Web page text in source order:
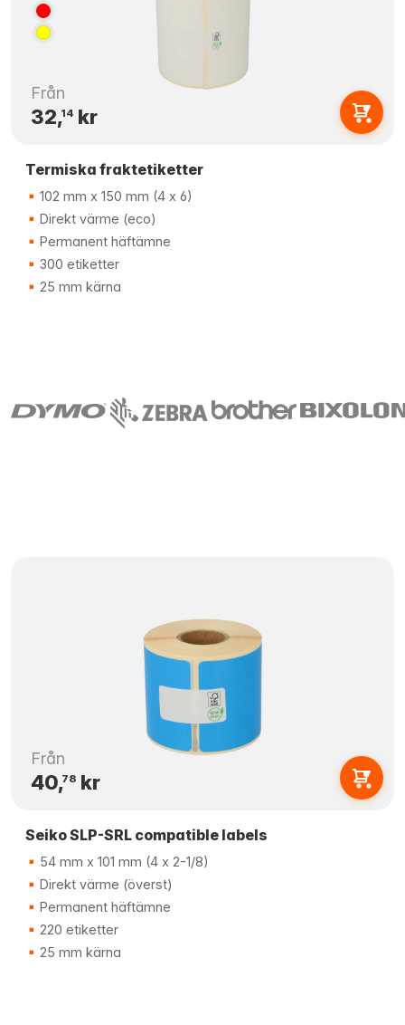
Från
32,14kr
Termiska fraktetiketter
102 mm x 150 mm (4 x 6)
Direkt värme (eco)
Permanent häftämne
300 etiketter
25 mm kärna
Från
40,78kr
Seiko SLP-SRL compatible labels
54 mm x 101 mm (4 x 2-1/8)
Direkt värme (överst)
Permanent häftämne
220 etiketter
25 mm kärna